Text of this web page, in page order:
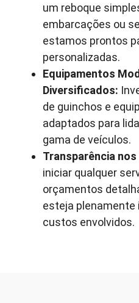
um reboque
embarcações ou
estamos prontos
personalizadas.
Equipamentos
Diversificados:
de guinchos e
adaptados para
gama de veículos.
Transparência
iniciar qualquer
orçamentos
esteja plenamente
custos envolvidos.